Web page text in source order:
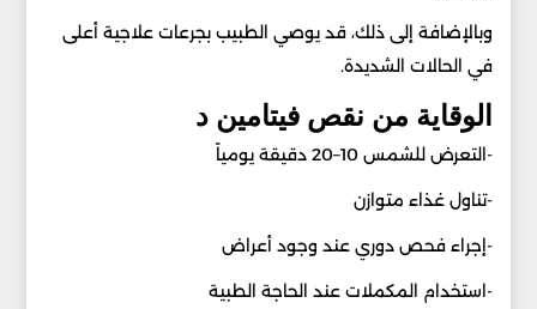
وبالإضافة إلى ذلك، قد يوصي الطبيب بجرعات علاجية أعلى
في الحالات الشديدة.
الوقاية من نقص فيتامين د
-التعرض للشمس 10–20 دقيقة يومياً
-تناول غذاء متوازن
-إجراء فحص دوري عند وجود أعراض
-استخدام المكملات عند الحاجة الطبية